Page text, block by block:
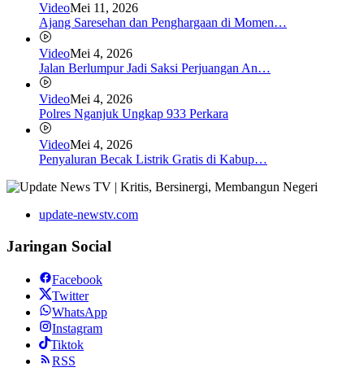
VideoMei 11, 2026
Ajang Saresehan dan Penghargaan di Momen…
VideoMei 4, 2026
Jalan Berlumpur Jadi Saksi Perjuangan An…
VideoMei 4, 2026
Polres Nganjuk Ungkap 933 Perkara
VideoMei 4, 2026
Penyaluran Becak Listrik Gratis di Kabup…
update-newstv.com
Jaringan Social
Facebook
Twitter
WhatsApp
Instagram
Tiktok
RSS